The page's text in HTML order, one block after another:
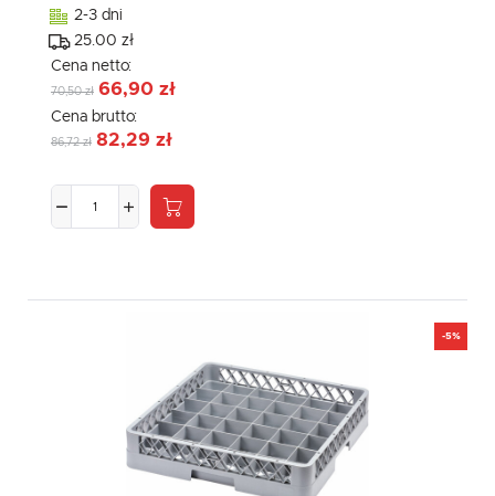
2-3 dni
25.00 zł
Cena netto:
70,50 zł 66,90 zł
Cena brutto:
86,72 zł 82,29 zł
-5%